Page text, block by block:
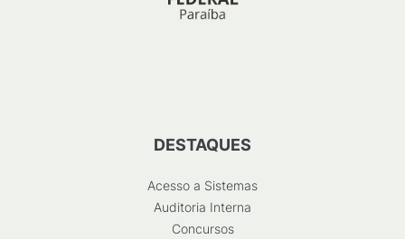
DESTAQUES
Acesso a Sistemas
Auditoria Interna
Concursos